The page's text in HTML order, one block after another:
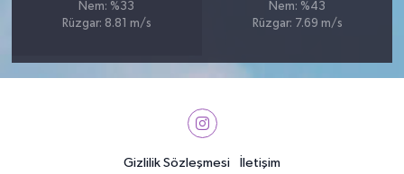
Nem: %33
Rüzgar: 8.81 m/s
Nem: %43
Rüzgar: 7.69 m/s
Gizlilik Sözleşmesi İletişim